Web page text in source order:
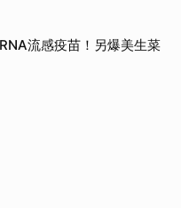
流感疫苗！另爆美生菜